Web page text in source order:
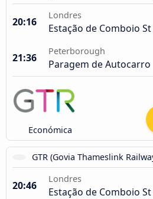
20:16
Londres
Estação de Comboio
21:36
Peterborough
Paragem de Autocarro
Económica
GTR (Govia Thameslink
20:46
Londres
Estação de Comboio